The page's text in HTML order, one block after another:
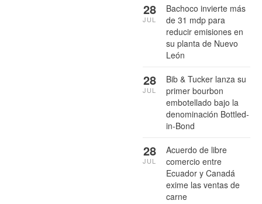
Bachoco invierte más
de 31 mdp para
reducir emisiones en
su planta de Nuevo
León
28
JUL
Bib & Tucker lanza su
primer bourbon
embotellado bajo la
denominación Bottled-
in-Bond
28
JUL
Acuerdo de libre
comercio entre
Ecuador y Canadá
exime las ventas de
carne
28
JUL